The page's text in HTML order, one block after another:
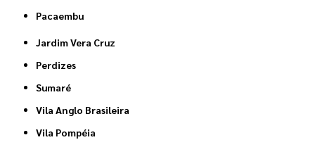
Pacaembu
Jardim Vera Cruz
Perdizes
Sumaré
Vila Anglo Brasileira
Vila Pompéia